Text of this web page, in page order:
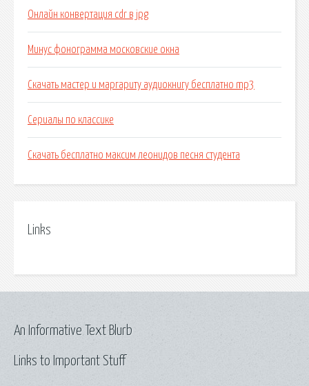
Онлайн конвертация cdr в jpg
Минус фонограмма московские окна
Скачать мастер и маргариту аудиокнигу бесплатно mp3
Сериалы по классике
Скачать бесплатно максим леонидов песня студента
Links
Links to Important Stuff
An Informative Text Blurb